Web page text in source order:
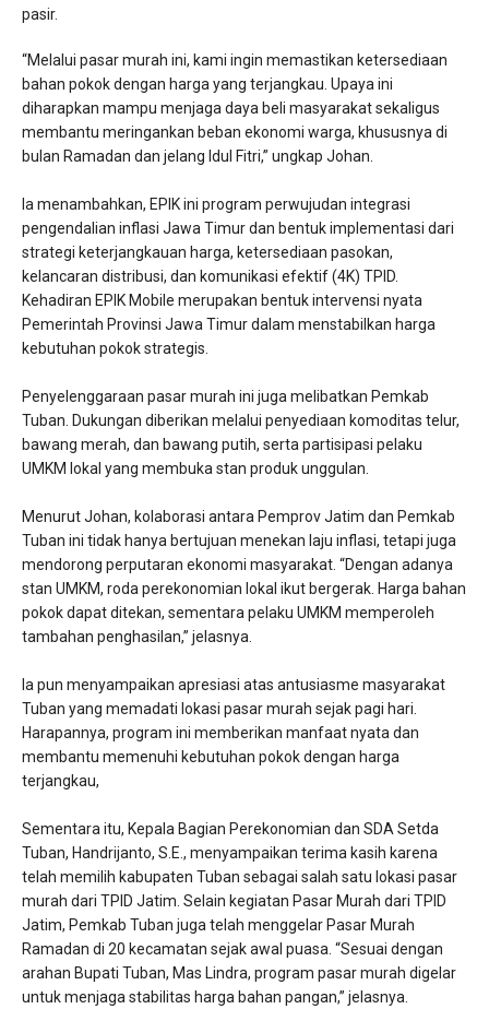
pasir.
“Melalui pasar murah ini, kami ingin memastikan ketersediaan
bahan pokok dengan harga yang terjangkau. Upaya ini
diharapkan mampu menjaga daya beli masyarakat sekaligus
membantu meringankan beban ekonomi warga, khususnya di
bulan Ramadan dan jelang Idul Fitri,” ungkap Johan.
Ia menambahkan, EPIK ini program perwujudan integrasi
pengendalian inflasi Jawa Timur dan bentuk implementasi dari
strategi keterjangkauan harga, ketersediaan pasokan,
kelancaran distribusi, dan komunikasi efektif (4K) TPID.
Kehadiran EPIK Mobile merupakan bentuk intervensi nyata
Pemerintah Provinsi Jawa Timur dalam menstabilkan harga
kebutuhan pokok strategis.
Penyelenggaraan pasar murah ini juga melibatkan Pemkab
Tuban. Dukungan diberikan melalui penyediaan komoditas telur,
bawang merah, dan bawang putih, serta partisipasi pelaku
UMKM lokal yang membuka stan produk unggulan.
Menurut Johan, kolaborasi antara Pemprov Jatim dan Pemkab
Tuban ini tidak hanya bertujuan menekan laju inflasi, tetapi juga
mendorong perputaran ekonomi masyarakat. “Dengan adanya
stan UMKM, roda perekonomian lokal ikut bergerak. Harga bahan
pokok dapat ditekan, sementara pelaku UMKM memperoleh
tambahan penghasilan,” jelasnya.
Ia pun menyampaikan apresiasi atas antusiasme masyarakat
Tuban yang memadati lokasi pasar murah sejak pagi hari.
Harapannya, program ini memberikan manfaat nyata dan
membantu memenuhi kebutuhan pokok dengan harga
terjangkau,
Sementara itu, Kepala Bagian Perekonomian dan SDA Setda
Tuban, Handrijanto, S.E., menyampaikan terima kasih karena
telah memilih kabupaten Tuban sebagai salah satu lokasi pasar
murah dari TPID Jatim. Selain kegiatan Pasar Murah dari TPID
Jatim, Pemkab Tuban juga telah menggelar Pasar Murah
Ramadan di 20 kecamatan sejak awal puasa. “Sesuai dengan
arahan Bupati Tuban, Mas Lindra, program pasar murah digelar
untuk menjaga stabilitas harga bahan pangan,” jelasnya.